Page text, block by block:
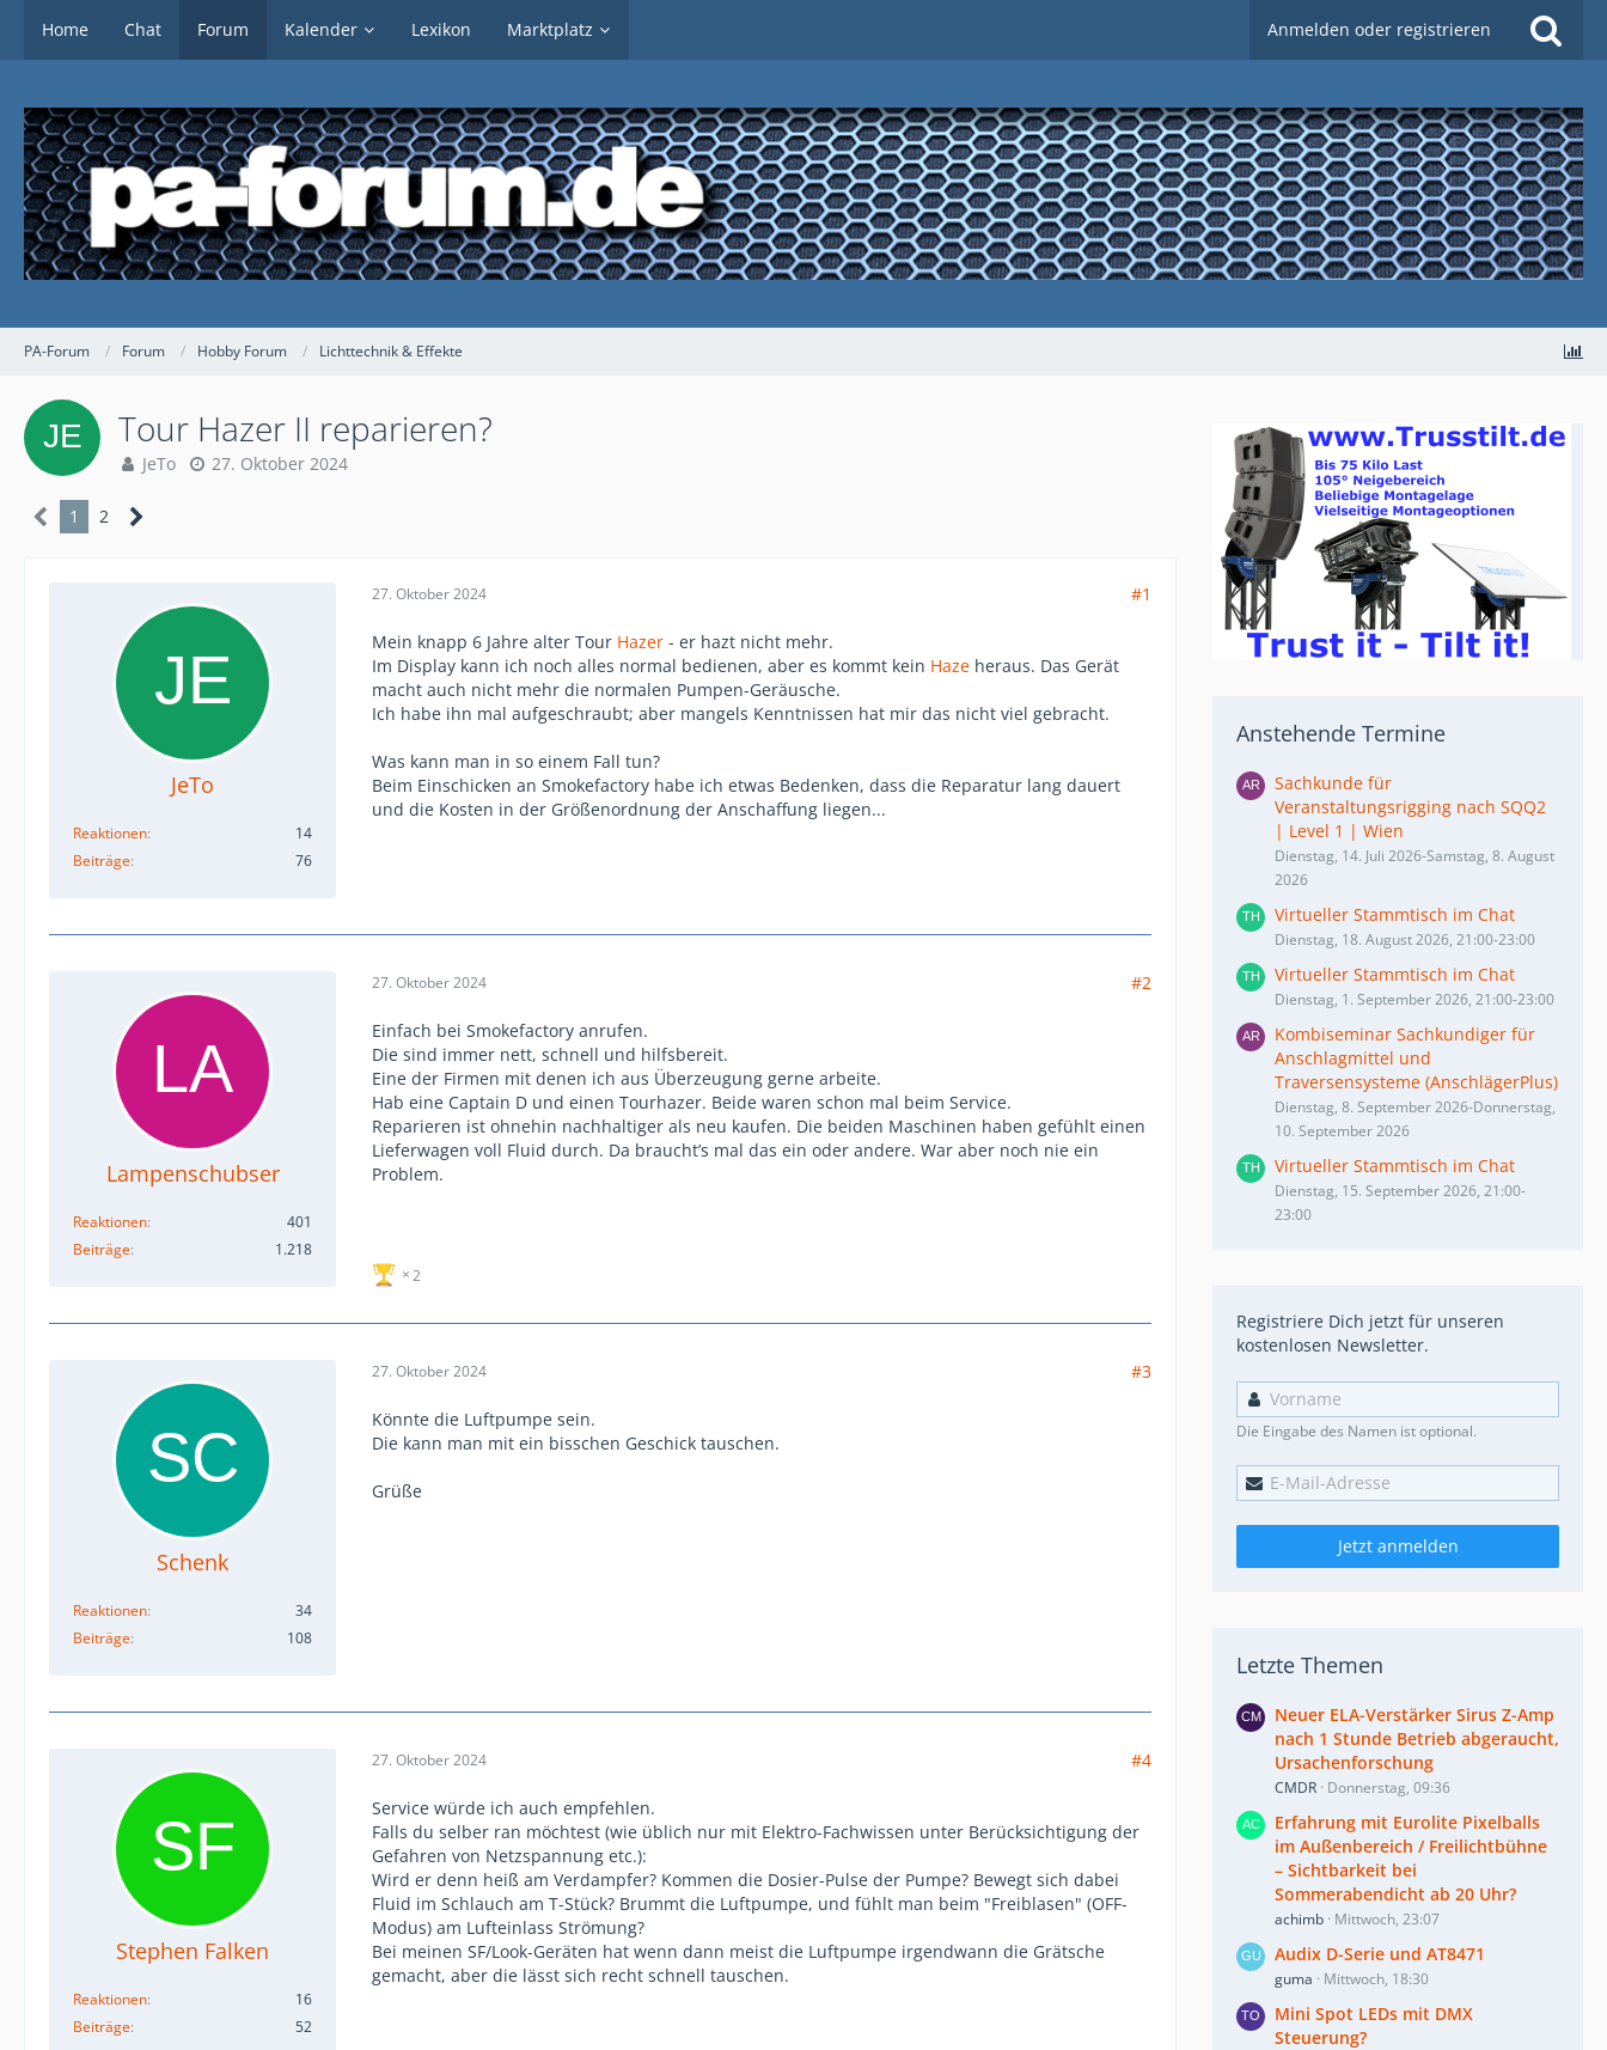
Home Chat Forum Kalender Lexikon Marktplatz Anmelden oder registrieren
PA-Forum Forum Hobby Forum Lichttechnik & Effekte
Tour Hazer II reparieren?
JeTo 27. Oktober 2024
1 2
JeTo
Reaktionen
14
Beiträge
76
27. Oktober 2024 #1
Mein knapp 6 Jahre alter Tour Hazer - er hazt nicht mehr.
Im Display kann ich noch alles normal bedienen, aber es kommt kein Haze heraus. Das Gerät
macht auch nicht mehr die normalen Pumpen-Geräusche.
Ich habe ihn mal aufgeschraubt; aber mangels Kenntnissen hat mir das nicht viel gebracht.
Was kann man in so einem Fall tun?
Beim Einschicken an Smokefactory habe ich etwas Bedenken, dass die Reparatur lang dauert
und die Kosten in der Größenordnung der Anschaffung liegen...
Lampenschubser
Reaktionen
401
Beiträge
1.218
27. Oktober 2024 #2
Einfach bei Smokefactory anrufen.
Die sind immer nett, schnell und hilfsbereit.
Eine der Firmen mit denen ich aus Überzeugung gerne arbeite.
Hab eine Captain D und einen Tourhazer. Beide waren schon mal beim Service.
Reparieren ist ohnehin nachhaltiger als neu kaufen. Die beiden Maschinen haben gefühlt einen
Lieferwagen voll Fluid durch. Da braucht’s mal das ein oder andere. War aber noch nie ein
Problem.
2
Schenk
Reaktionen
34
Beiträge
108
27. Oktober 2024 #3
Könnte die Luftpumpe sein.
Die kann man mit ein bisschen Geschick tauschen.
Grüße
Stephen Falken
Reaktionen
16
Beiträge
52
27. Oktober 2024 #4
Service würde ich auch empfehlen.
Falls du selber ran möchtest (wie üblich nur mit Elektro-Fachwissen unter Berücksichtigung der
Gefahren von Netzspannung etc.):
Wird er denn heiß am Verdampfer? Kommen die Dosier-Pulse der Pumpe? Bewegt sich dabei
Fluid im Schlauch am T-Stück? Brummt die Luftpumpe, und fühlt man beim "Freiblasen" (OFF-
Modus) am Lufteinlass Strömung?
Bei meinen SF/Look-Geräten hat wenn dann meist die Luftpumpe irgendwann die Grätsche
gemacht, aber die lässt sich recht schnell tauschen.
Anstehende Termine
Sachkunde für
Veranstaltungsrigging nach SQQ2
| Level 1 | Wien
Dienstag, 14. Juli 2026-Samstag, 8. August
2026
Virtueller Stammtisch im Chat
Dienstag, 18. August 2026, 21:00-23:00
Virtueller Stammtisch im Chat
Dienstag, 1. September 2026, 21:00-23:00
Kombiseminar Sachkundiger für
Anschlagmittel und
Traversensysteme (AnschlägerPlus)
Dienstag, 8. September 2026-Donnerstag,
10. September 2026
Virtueller Stammtisch im Chat
Dienstag, 15. September 2026, 21:00-
23:00
Registriere Dich jetzt für unseren
kostenlosen Newsletter.
Die Eingabe des Namen ist optional.
Jetzt anmelden
Letzte Themen
Neuer ELA-Verstärker Sirus Z-Amp
nach 1 Stunde Betrieb abgeraucht,
Ursachenforschung
CMDR Donnerstag, 09:36
Erfahrung mit Eurolite Pixelballs
im Außenbereich / Freilichtbühne
– Sichtbarkeit bei
Sommerabendicht ab 20 Uhr?
achimb Mittwoch, 23:07
Audix D-Serie und AT8471
guma Mittwoch, 18:30
Mini Spot LEDs mit DMX
Steuerung?